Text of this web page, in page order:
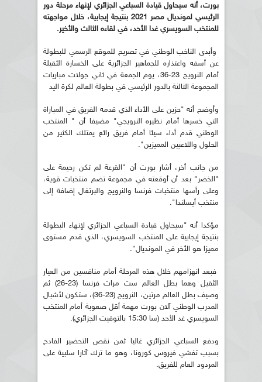
بورت، أنه سيحاول قيادة السباعي الجزائري لإنهاء مرحلة دور
الرئيسي لمونديال مصر 2021 بنتيجة إيجابية، خلال مواجهته
للمنتخب السويسري غدا الأحد، في لقاءه الثالث والأخير.
وأبدى الناخب الوطني في تصريح للموقع الرسمي للبطولة
عن أسفه واعتذاره للجماهير الجزائرية على الخسارة الثقيلة
أمام النرويج 23-36، يوم الجمعة في ثاني جولات مباريات
المجموعة الثالثة بالدور الرئيسي في بطولة العالم لكرة اليد
وأوضح أنه "حزين على الأداء الذي قدمه الفريق في المباراة
التي خسرها أمام نظيره النرويجي" مضيفا أن " المنتخب
الوطني قدم أداء سيئا أمام فريق رائع يمتلك الكثير من
الحلول واللاعبين المميزين".
من جانب أخر، أشار بورت أن "القرعة لم تكن رحيمة على
"الخضر" بعد أن أوقعته في مجموعة تضم منتخبات قوية،
وعلى رأسها منتخبات فرنسا والنرويج والبرتغال إضافة إلى
منتخب أيسلندا".
مؤكدا أنه "سيحاول قيادة السباعي الجزائري لإنهاء البطولة
بنتيجة إيجابية على المنتخب السويسري، الذي قدم مستوى
مميزا هو الأخر في المونديال".
فبعد انهزامهم خلال هذه المرحلة أمام منافسين من العيار
الثقيل وهما بطل العالم ست مرات فرنسا (23-26) ثم
وصيف بطل العالم مرتين، النرويج (23-36)، ستكون لأشبال
المدرب الوطني آلان بورت مهمة أقل صعوبة أمام المنتخب
السويسري غد الأحد (سا 15:30 بالتوقيت الجزائري).
ودفع السباعي الجزائري غاليا ثمن نقص التحضير الفادح
بسبب تفشي فيروس كورونا، وهو ما ترك آثارا سلبية على
المردود العام للفريق.